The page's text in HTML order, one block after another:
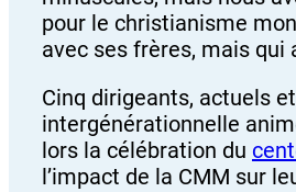
pour le christianisme
avec ses frères, mais qui
Cinq dirigeants, actuels
intergénérationnelle
lors la célébration du
l’impact de la CMM sur